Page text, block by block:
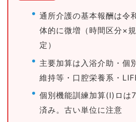
通所介護の基本報酬は令
体的に微増（時間区分×
定）
主要加算は入浴介助・個
維持等・口腔栄養系・
個別機能訓練加算(Ⅰ)ロは
済み。古い単位に注意